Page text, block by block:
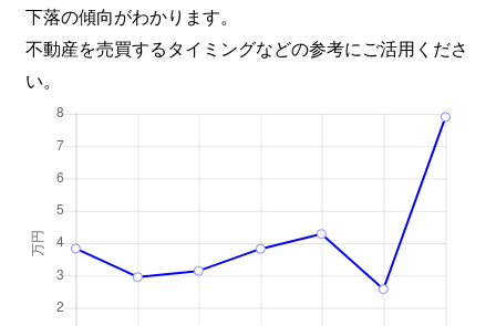
下落の傾向がわかります。
不動産を売買するタイミングなどの参考にご活用くださ
い。